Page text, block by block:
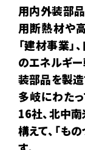
用内外装部品
用断熱材や
「建材事業
のエネルギー
装部品を製造
多岐にわた
16社、北中
構えて、「も